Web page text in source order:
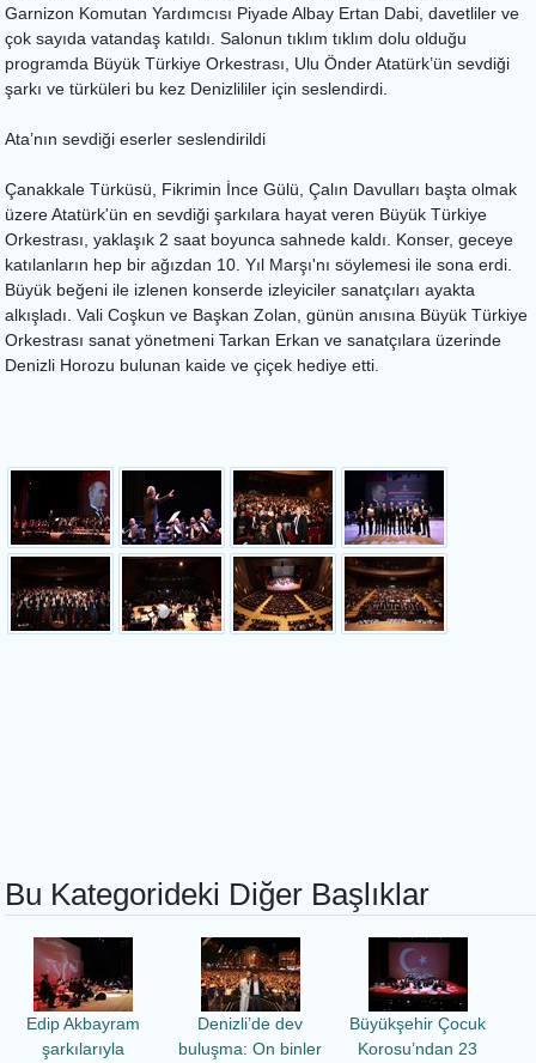
Garnizon Komutan Yardımcısı Piyade Albay Ertan Dabi, davetliler ve
çok sayıda vatandaş katıldı. Salonun tıklım tıklım dolu olduğu
programda Büyük Türkiye Orkestrası, Ulu Önder Atatürk’ün sevdiği
şarkı ve türküleri bu kez Denizlililer için seslendirdi.
Ata’nın sevdiği eserler seslendirildi
Çanakkale Türküsü, Fikrimin İnce Gülü, Çalın Davulları başta olmak
üzere Atatürk'ün en sevdiği şarkılara hayat veren Büyük Türkiye
Orkestrası, yaklaşık 2 saat boyunca sahnede kaldı. Konser, geceye
katılanların hep bir ağızdan 10. Yıl Marşı'nı söylemesi ile sona erdi.
Büyük beğeni ile izlenen konserde izleyiciler sanatçıları ayakta
alkışladı. Vali Coşkun ve Başkan Zolan, günün anısına Büyük Türkiye
Orkestrası sanat yönetmeni Tarkan Erkan ve sanatçılara üzerinde
Denizli Horozu bulunan kaide ve çiçek hediye etti.
Bu Kategorideki Diğer Başlıklar
Edip Akbayram
şarkılarıyla
Denizli’de dev
buluşma: On binler
Büyükşehir Çocuk
Korosu’ndan 23